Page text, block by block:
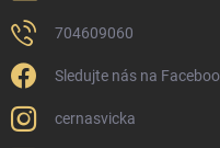
704609060
Sledujte nás na
cernasvicka